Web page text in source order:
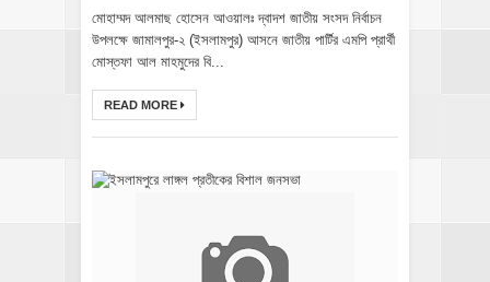
মোহাম্মদ আলমাছ হোসেন আওয়ালঃ দ্বাদশ জাতীয় সংসদ নির্বাচন
উপলক্ষে জামালপুর-২ (ইসলামপুর) আসনে জাতীয় পার্টির এমপি প্রার্থী
মোস্তফা আল মাহমুদের বি...
READ MORE